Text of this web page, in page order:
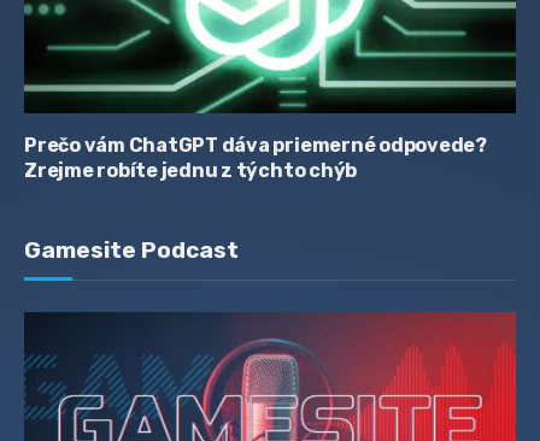
Prečo vám ChatGPT dáva priemerné odpovede?
Zrejme robíte jednu z týchto chýb
Gamesite Podcast